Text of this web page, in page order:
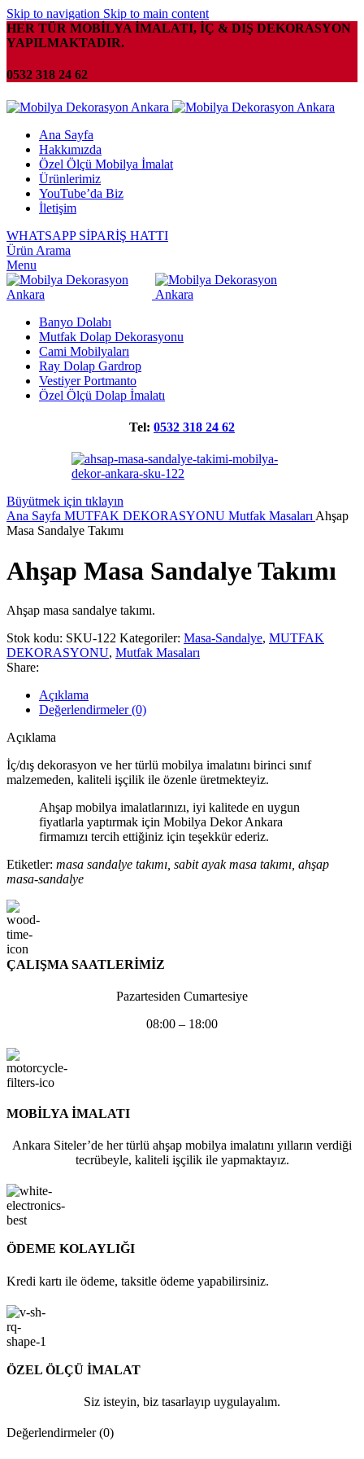
Skip to navigation Skip to main content
HER TÜR MOBİLYA İMALATI, İÇ & DIŞ DEKORASYON
YAPILMAKTADIR.
0532 318 24 62
Ana Sayfa
Hakkımızda
Özel Ölçü Mobilya İmalat
Ürünlerimiz
YouTube’da Biz
İletişim
WHATSAPP SİPARİŞ HATTI
Ürün Arama
Menu
Banyo Dolabı
Mutfak Dolap Dekorasyonu
Cami Mobilyaları
Ray Dolap Gardrop
Vestiyer Portmanto
Özel Ölçü Dolap İmalatı
Tel: 0532 318 24 62
Büyütmek için tıklayın
Ana Sayfa MUTFAK DEKORASYONU Mutfak Masaları Ahşap
Masa Sandalye Takımı
Ahşap Masa Sandalye Takımı
Ahşap masa sandalye takımı.
Stok kodu: SKU-122 Kategoriler: Masa-Sandalye, MUTFAK
DEKORASYONU, Mutfak Masaları
Share:
Açıklama
Değerlendirmeler (0)
Açıklama
İç/dış dekorasyon ve her türlü mobilya imalatını birinci sınıf
malzemeden, kaliteli işçilik ile özenle üretmekteyiz.
Ahşap mobilya imalatlarınızı, iyi kalitede en uygun
fiyatlarla yaptırmak için Mobilya Dekor Ankara
firmamızı tercih ettiğiniz için teşekkür ederiz.
Etiketler: masa sandalye takımı, sabit ayak masa takımı, ahşap
masa-sandalye
ÇALIŞMA SAATLERİMİZ
Pazartesiden Cumartesiye
08:00 – 18:00
MOBİLYA İMALATI
Ankara Siteler’de her türlü ahşap mobilya imalatını yılların verdiği
tecrübeyle, kaliteli işçilik ile yapmaktayız.
ÖDEME KOLAYLIĞI
Kredi kartı ile ödeme, taksitle ödeme yapabilirsiniz.
ÖZEL ÖLÇÜ İMALAT
Siz isteyin, biz tasarlayıp uygulayalım.
Değerlendirmeler (0)